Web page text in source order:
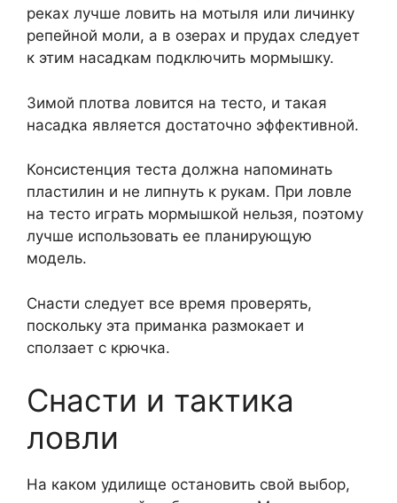
реках лучше ловить на мотыля или личинку
репейной моли, а в озерах и прудах следует
к этим насадкам подключить мормышку.
Зимой плотва ловится на тесто, и такая
насадка является достаточно эффективной.
Консистенция теста должна напоминать
пластилин и не липнуть к рукам. При ловле
на тесто играть мормышкой нельзя, поэтому
лучше использовать ее планирующую
модель.
Снасти следует все время проверять,
поскольку эта приманка размокает и
сползает с крючка.
Снасти и тактика
ловли
На каком удилище остановить свой выбор,